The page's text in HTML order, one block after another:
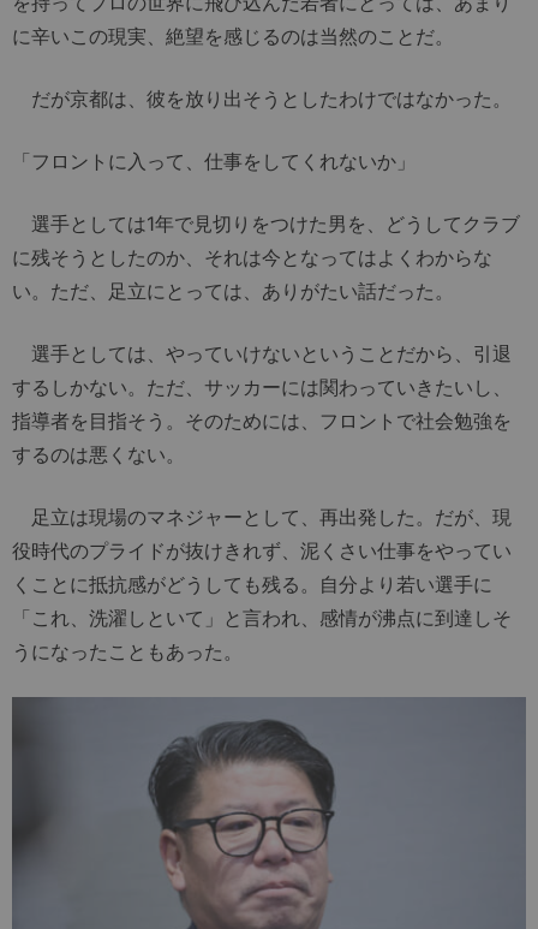
に辛いこの現実、絶望を感じるのは当然のことだ。
だが京都は、彼を放り出そうとしたわけではなかった。
「フロントに入って、仕事をしてくれないか」
選手としては1年で見切りをつけた男を、どうしてクラブ
に残そうとしたのか、それは今となってはよくわからな
い。ただ、足立にとっては、ありがたい話だった。
選手としては、やっていけないということだから、引退
するしかない。ただ、サッカーには関わっていきたいし、
指導者を目指そう。そのためには、フロントで社会勉強を
するのは悪くない。
足立は現場のマネジャーとして、再出発した。だが、現
役時代のプライドが抜けきれず、泥くさい仕事をやってい
くことに抵抗感がどうしても残る。自分より若い選手に
「これ、洗濯しといて」と言われ、感情が沸点に到達しそ
うになったこともあった。